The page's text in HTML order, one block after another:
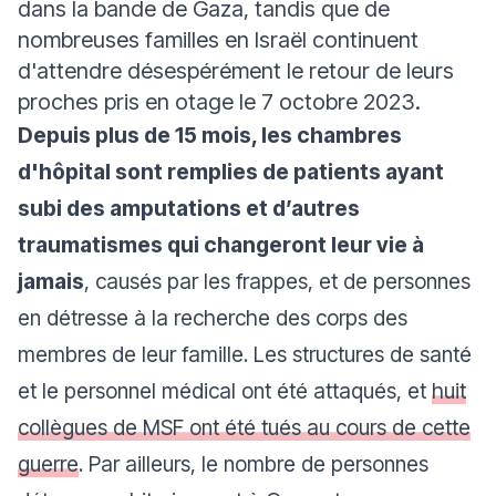
dans la bande de Gaza, tandis que de
nombreuses familles en Israël continuent
d'attendre désespérément le retour de leurs
proches pris en otage le 7 octobre 2023.
Depuis plus de 15 mois, les chambres
d'hôpital sont remplies de patients ayant
subi des amputations et d’autres
traumatismes qui changeront leur vie à
jamais, causés par les frappes, et de personnes
en détresse à la recherche des corps des
membres de leur famille. Les structures de santé
et le personnel médical ont été attaqués, et huit
collègues de MSF ont été tués au cours de cette
guerre. Par ailleurs, le nombre de personnes